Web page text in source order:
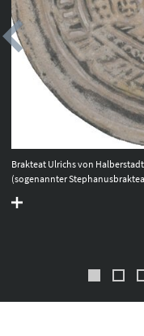
Brakteat Ulrichs von
(sogenannter